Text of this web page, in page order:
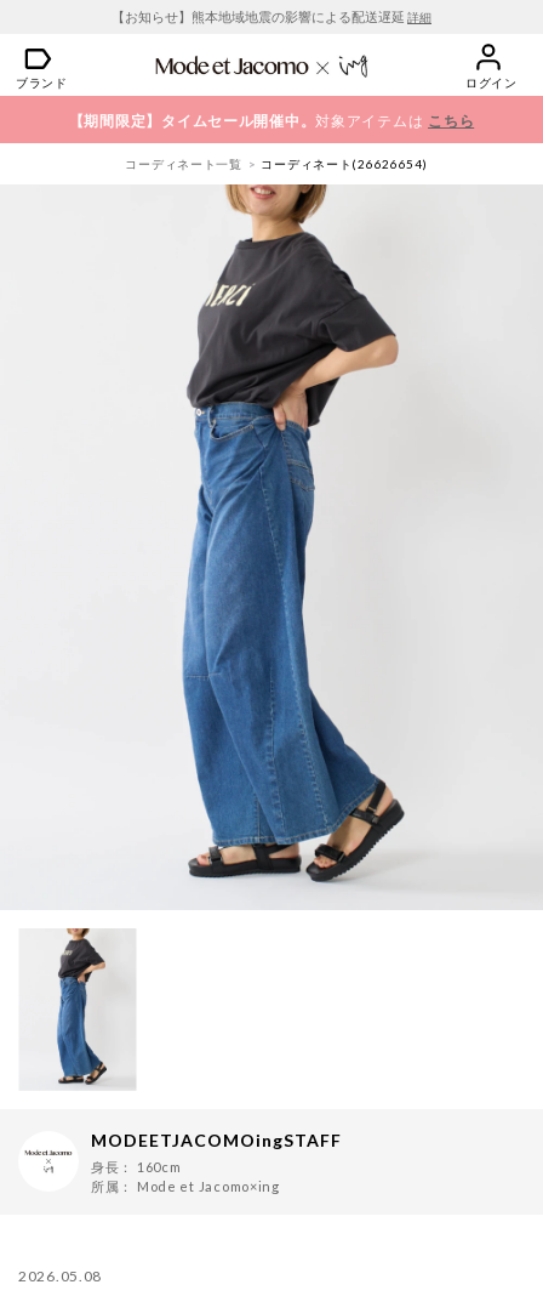
【お知らせ】熊本地域地震の影響による配送遅延 詳細
ブランド ログイン
【期間限定】タイムセール開催中。対象アイテムは こちら
コーディネート一覧 コーディネート(26626654)
MODEETJACOMOingSTAFF
身長：
160cm
所属： Mode et Jacomo×ing
2026.05.08